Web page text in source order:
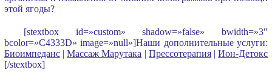
этой ягоды?
[stextbox id=»custom» shadow=»false» bwidth=»3″
bcolor=»C4333D» image=»null»]Наши дополнительные услуги:
Биоимпеданс|Массаж Марутака | Прессотерапия|Ион-Детокс
[/stextbox]